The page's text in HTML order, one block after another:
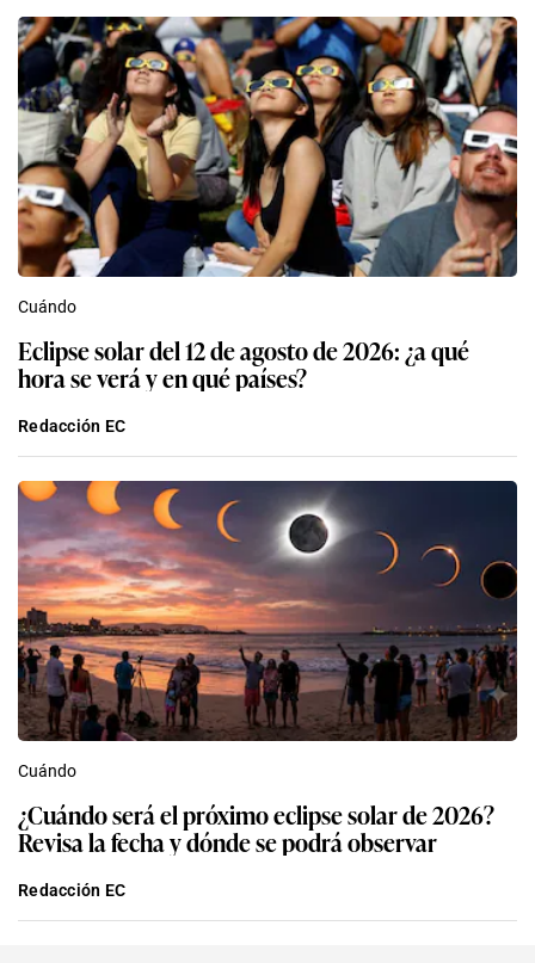
Cuándo
Eclipse solar del 12 de agosto de 2026: ¿a qué
hora se verá y en qué países?
Redacción EC
Cuándo
¿Cuándo será el próximo eclipse solar de 2026?
Revisa la fecha y dónde se podrá observar
Redacción EC